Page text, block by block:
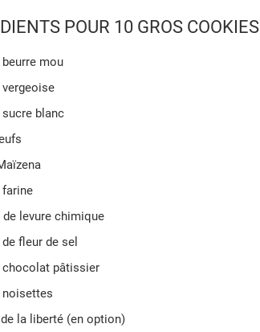
POUR 10 GROS COOKIES
mou
vergeoise
sucre blanc
farine
de levure chimique
fleur de sel
chocolat pâtissier
noisettes
la liberté (en option)